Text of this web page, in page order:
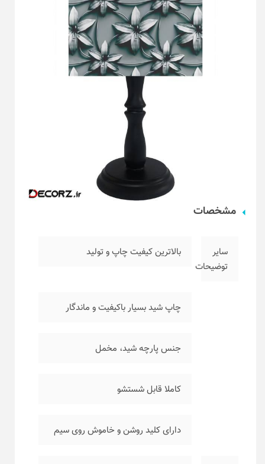
مشخصات
سایر
توضیحات
بالاترین کیفیت چاپ و تولید
چاپ شید بسیار باکیفیت و ماندگار
جنس پارچه شید، مخمل
کاملا قابل شستشو
دارای کلید روشن و خاموش روی سیم